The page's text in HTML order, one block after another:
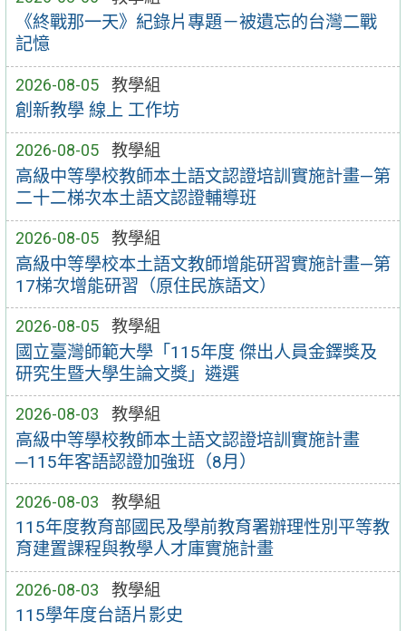
《終戰那一天》紀錄片專題－被遺忘的台灣二戰
記憶
2026-08-05 教學組
創新教學 線上 工作坊
2026-08-05 教學組
高級中等學校教師本土語文認證培訓實施計畫—第
二十二梯次本土語文認證輔導班
2026-08-05 教學組
高級中等學校本土語文教師增能研習實施計畫—第
17梯次增能研習（原住民族語文）
2026-08-05 教學組
國立臺灣師範大學「115年度 傑出人員金鐸獎及
研究生暨大學生論文獎」遴選
2026-08-03 教學組
高級中等學校教師本土語文認證培訓實施計畫
─115年客語認證加強班（8月）
2026-08-03 教學組
115年度教育部國民及學前教育署辦理性別平等教
育建置課程與教學人才庫實施計畫
2026-08-03 教學組
115學年度台語片影史